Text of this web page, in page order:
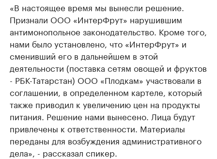
«В настоящее время мы вынесли решение.
Признали ООО «ИнтерФрут» нарушившим
антимонопольное законодательство. Кроме того,
нами было установлено, что «ИнтерФрут» и
сменивший его в дальнейшем в этой
деятельности (поставка сетям овощей и фруктов
- РБК-Татарстан) ООО «Плодкам» участвовали в
соглашении, в определенном картеле, который
также приводил к увеличению цен на продукты
питания. Решение нами вынесено. Лица будут
привлечены к ответственности. Материалы
переданы для возбуждения административного
дела», - рассказал спикер.